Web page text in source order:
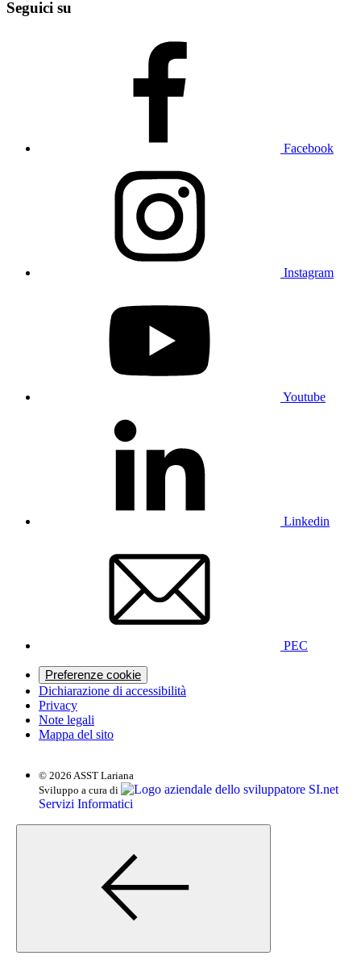
Seguici su
Facebook
Instagram
Youtube
Linkedin
PEC
Preferenze cookie
Dichiarazione di accessibilità
Privacy
Note legali
Mappa del sito
© 2026 ASST Lariana
Sviluppo a cura di
SI.net
Servizi Informatici